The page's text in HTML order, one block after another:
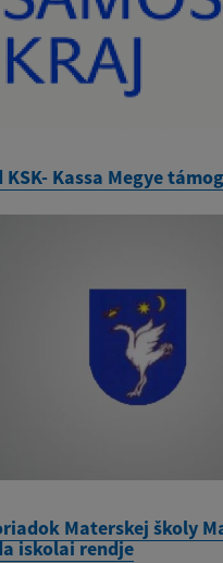
KSK- Kassa Megye
Materskej školy
iskolai rendje